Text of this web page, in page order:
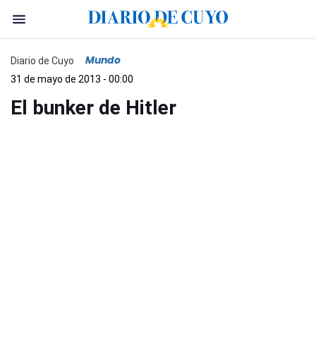
Diario de Cuyo Mundo
31 de mayo de 2013 - 00:00
El bunker de Hitler